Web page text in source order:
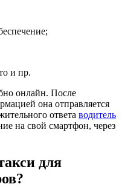
и пр.
онлайн. После
она отправляется
ответа водитель
на свой смартфон, через
для